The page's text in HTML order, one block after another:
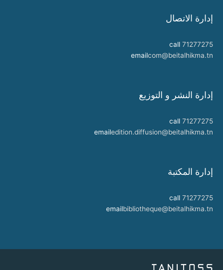
إدارة الاتصال
call 71277275
emailcom@beitalhikma.tn
إدارة النشر و التوزيع
call 71277275
emailedition.diffusion@beitalhikma.tn
إدارة المكتبة
call 71277275
emailbibliotheque@beitalhikma.tn